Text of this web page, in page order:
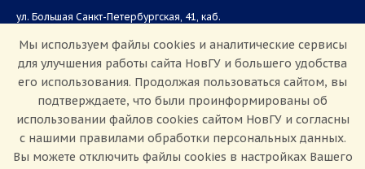
ул. Большая Санкт-Петербургская, 41, каб.
Приемная комиссия: +7(8162)33-20-44
Мы используем файлы cookies и аналитические сервисы
для улучшения работы сайта НовГУ и большего удобства
его использования. Продолжая пользоваться сайтом, вы
подтверждаете, что были проинформированы об
использовании файлов cookies сайтом НовГУ и согласны
с нашими правилами обработки персональных данных.
Вы можете отключить файлы cookies в настройках Вашего